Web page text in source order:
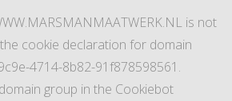
is not
cookie declaration for domain
4714-8b82-91f878598561.
group in the Cookiebot